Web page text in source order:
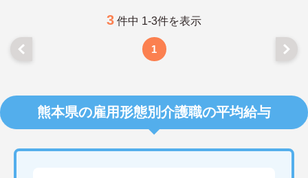
3 件中 1-3件を表示
1
熊本県の雇用形態別介護職の平均給与